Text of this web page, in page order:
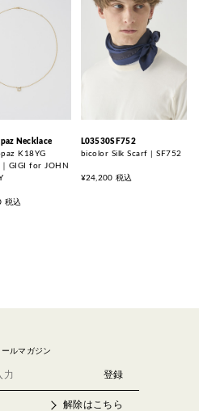
Necklace
K18YG
GIGI for JOHN
税込
L03530SF752
bicolor Silk Scarf | SF752
¥24,200 税込
ールマガジン
解除はこちら